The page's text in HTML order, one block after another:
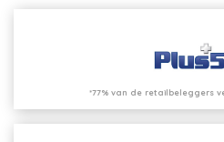
*77% van de retailbeleggers